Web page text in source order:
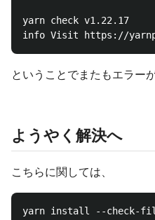
yarn check v1.22.17
ということでまたもエラー
ようやく解決へ
こちらに関しては、